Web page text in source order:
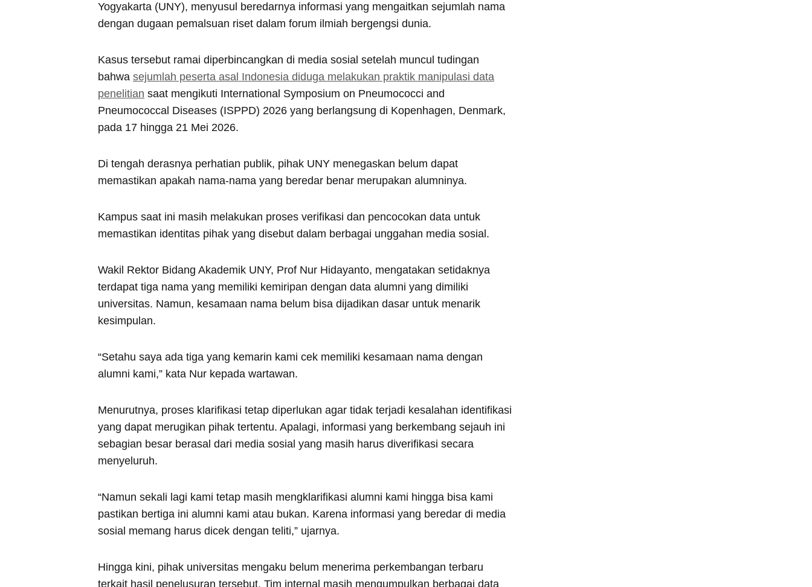
Yogyakarta (UNY), menyusul beredarnya informasi yang mengaitkan sejumlah nama
dengan dugaan pemalsuan riset dalam forum ilmiah bergengsi dunia.
Kasus tersebut ramai diperbincangkan di media sosial setelah muncul tudingan
bahwa sejumlah peserta asal Indonesia diduga melakukan praktik manipulasi data
penelitian saat mengikuti International Symposium on Pneumococci and
Pneumococcal Diseases (ISPPD) 2026 yang berlangsung di Kopenhagen, Denmark,
pada 17 hingga 21 Mei 2026.
Di tengah derasnya perhatian publik, pihak UNY menegaskan belum dapat
memastikan apakah nama-nama yang beredar benar merupakan alumninya.
Kampus saat ini masih melakukan proses verifikasi dan pencocokan data untuk
memastikan identitas pihak yang disebut dalam berbagai unggahan media sosial.
Wakil Rektor Bidang Akademik UNY, Prof Nur Hidayanto, mengatakan setidaknya
terdapat tiga nama yang memiliki kemiripan dengan data alumni yang dimiliki
universitas. Namun, kesamaan nama belum bisa dijadikan dasar untuk menarik
kesimpulan.
“Setahu saya ada tiga yang kemarin kami cek memiliki kesamaan nama dengan
alumni kami,” kata Nur kepada wartawan.
Menurutnya, proses klarifikasi tetap diperlukan agar tidak terjadi kesalahan identifikasi
yang dapat merugikan pihak tertentu. Apalagi, informasi yang berkembang sejauh ini
sebagian besar berasal dari media sosial yang masih harus diverifikasi secara
menyeluruh.
“Namun sekali lagi kami tetap masih mengklarifikasi alumni kami hingga bisa kami
pastikan bertiga ini alumni kami atau bukan. Karena informasi yang beredar di media
sosial memang harus dicek dengan teliti,” ujarnya.
Hingga kini, pihak universitas mengaku belum menerima perkembangan terbaru
terkait hasil penelusuran tersebut. Tim internal masih mengumpulkan berbagai data